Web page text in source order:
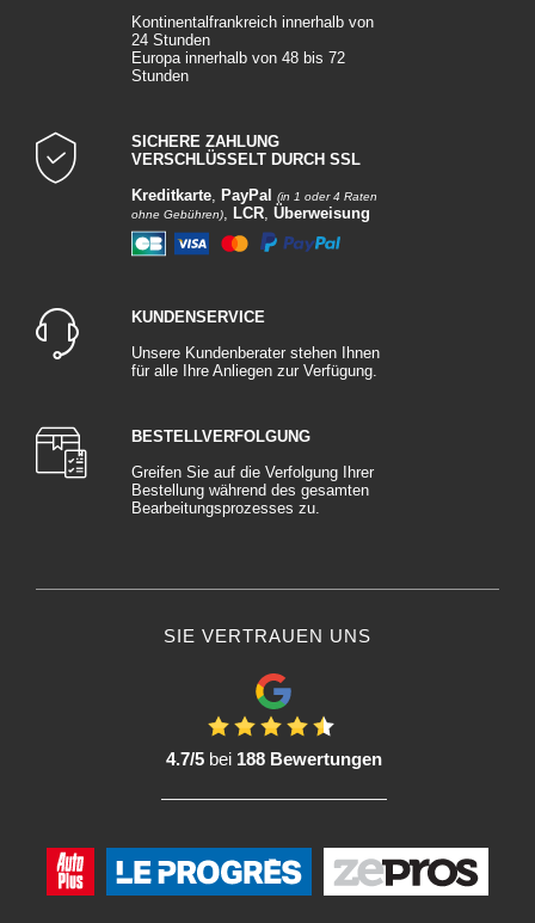
Kontinentalfrankreich innerhalb von
24 Stunden
Europa innerhalb von 48 bis 72
Stunden
SICHERE ZAHLUNG
VERSCHLÜSSELT DURCH SSL
Kreditkarte, PayPal
(in 1 oder 4 Raten
ohne Gebühren), LCR, Überweisung
KUNDENSERVICE
Unsere Kundenberater stehen Ihnen
für alle Ihre Anliegen zur Verfügung.
BESTELLVERFOLGUNG
Greifen Sie auf die Verfolgung Ihrer
Bestellung während des gesamten
Bearbeitungsprozesses zu.
SIE VERTRAUEN UNS
4.7/5bei 188 Bewertungen